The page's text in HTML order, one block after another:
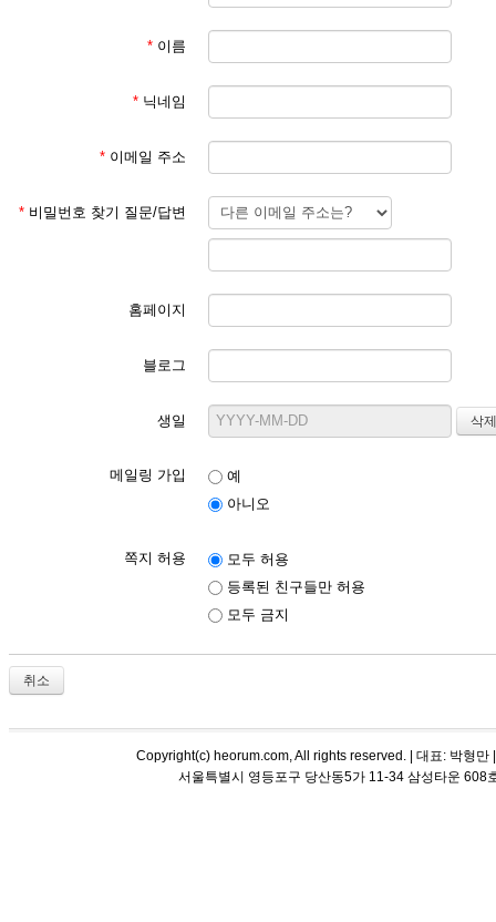
* 이름
* 닉네임
* 이메일 주소
* 비밀번호 찾기 질문/답변
홈페이지
블로그
생일
메일링 가입
예
아니오
쪽지 허용
모두 허용
등록된 친구들만 허용
모두 금지
취소
Copyright(c) heorum.com, All rights reserved. | 대표: 박형
서울특별시 영등포구 당산동5가 11-34 삼성타운